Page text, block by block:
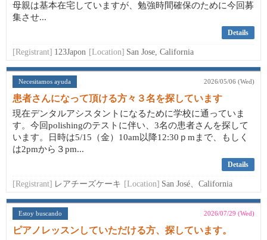
母親は基本在宅していますが、勉強時間確保のために今回募
集させ...
Details
[Registrant] 123Japon [Location] San Jose, California
Necesitamos ayuda 2026/05/06 (Wed)
患者さんになって頂ける方々３名を探しています
現在デンタルアシスタントになるために学校に通っていま
す。今回polishingのテストに伴い、3名の患者さんを探して
います。日時は5/15（金）10am以降12:30ｐmまで、もしく
は2pmから３pm...
Details
[Registrant] レアチーズケーキ [Location] San José、California
Estoy buscando 2026/07/29 (Wed)
ピアノレッスンしていただける方、探しています。